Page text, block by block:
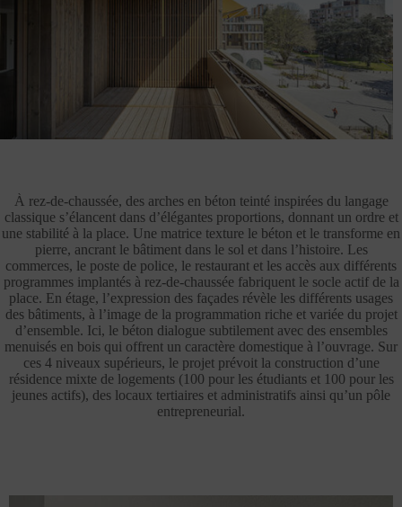
À rez-de-chaussée, des arches en béton teinté inspirées du langage
classique s’élancent dans d’élégantes proportions, donnant un ordre et
une stabilité à la place. Une matrice texture le béton et le transforme en
pierre, ancrant le bâtiment dans le sol et dans l’histoire. Les
commerces, le poste de police, le restaurant et les accès aux différents
programmes implantés à rez-de-chaussée fabriquent le socle actif de la
place. En étage, l’expression des façades révèle les différents usages
des bâtiments, à l’image de la programmation riche et variée du projet
d’ensemble. Ici, le béton dialogue subtilement avec des ensembles
menuisés en bois qui offrent un caractère domestique à l’ouvrage. Sur
ces 4 niveaux supérieurs, le projet prévoit la construction d’une
résidence mixte de logements (100 pour les étudiants et 100 pour les
jeunes actifs), des locaux tertiaires et administratifs ainsi qu’un pôle
entrepreneurial.